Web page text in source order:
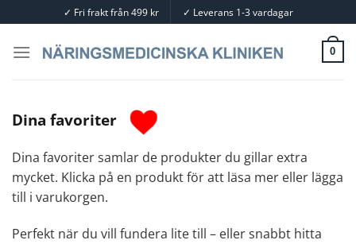
to
content
✓ Fri frakt från 499 kr ✓ Leverans 1-3 vardagar
0
Dina favoriter
Dina favoriter samlar de produkter du gillar extra
mycket. Klicka på en produkt för att läsa mer eller lägga
till i varukorgen.
Perfekt när du vill fundera lite till – eller snabbt hitta